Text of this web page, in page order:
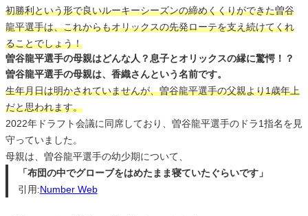
初勝利という形で良いルーキーシーズンの締めくくりができた曽谷
龍平選手は、これからもオリックスの先発ローテを支え続けてくれ
ることでしょう！
曽谷龍平選手の母親はどんな人？息子とオリックスの縁に驚愕！？
曽谷龍平選手の母親は、香織さんという名前です。
生年月日は明かされていませんが、曽谷龍平選手の父親より1歳年上
だと思われます。
2022年ドラフト会議に同席しており、曽谷龍平選手のドラ1指名を見
守っていました。
母親は、曽谷龍平選手の幼少期について、
「布団の中でグローブをはめたまま寝ていたぐらいです」
引用:Number Web